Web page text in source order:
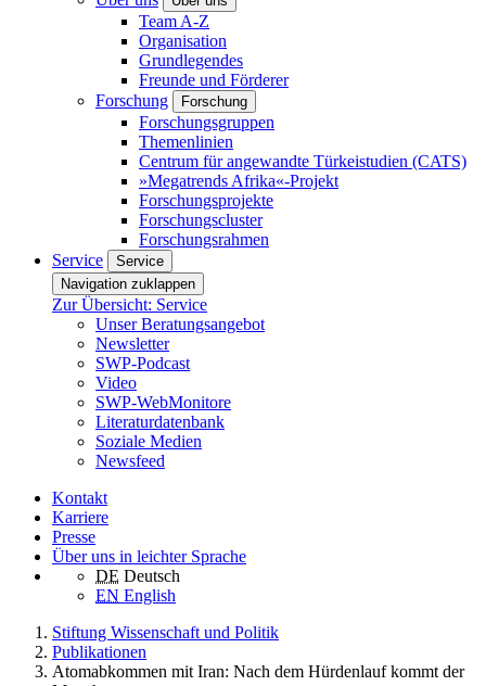
Team A-Z
Organisation
Grundlegendes
Freunde und Förderer
Forschung
Forschung
Forschungsgruppen
Themenlinien
Centrum für angewandte Türkeistudien (CATS)
»Megatrends Afrika«-Projekt
Forschungsprojekte
Forschungscluster
Forschungsrahmen
Service
Service
Navigation zuklappen
Zur Übersicht: Service
Unser Beratungsangebot
Newsletter
SWP-Podcast
Video
SWP-WebMonitore
Literaturdatenbank
Soziale Medien
Newsfeed
Kontakt
Karriere
Presse
Über uns in leichter Sprache
DE Deutsch
EN English
Stiftung Wissenschaft und Politik
Publikationen
Atomabkommen mit Iran: Nach dem Hürdenlauf kommt der